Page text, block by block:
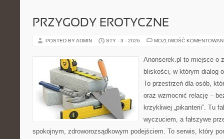
PRZYGODY EROTYCZNE
POSTED BY ADMIN STY - 3 - 2026 MOŻLIWOŚĆ
Anonserek.pl to miejsce o
bliskości, w którym dialog
To przestrzeń dla osób,
oraz wzmocnić relację –
krzykliwej „pikanterii”. Tu
wyczuciem, a fałszywe
spokojnym, zdroworozsądkowym podejściem. To serwis, który